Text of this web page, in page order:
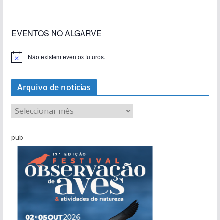
EVENTOS NO ALGARVE
Não existem eventos futuros.
Arquivo de notícias
q
pub